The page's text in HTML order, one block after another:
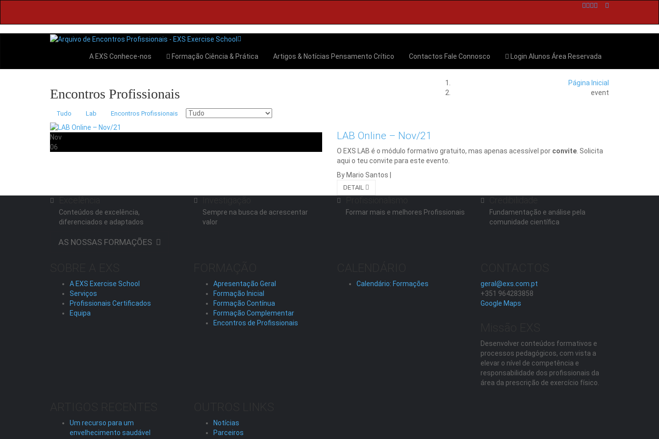
A EXS Conhece-nos Formação Ciência & Prática Artigos & Notícias Pensamento Crítico Contactos Fale Connosco Login Alunos Área Reservada
Encontros Profissionais
Página Inicial
event
Tudo Lab Encontros Profissionais
Nov
06
LAB Online – Nov/21
O EXS LAB é o módulo formativo gratuito, mas apenas acessível por convite. Solicita
aqui o teu convite para este evento.
By Mario Santos
DETAIL
Conteúdos de excelência,
diferenciados e adaptados
Sempre na busca de acrescentar
valor
Formar mais e melhores Profissionais
Fundamentação e análise pela
comunidade científica
AS NOSSAS FORMAÇÕES
A EXS Exercise School
Serviços
Profissionais Certificados
Equipa
Apresentação Geral
Formação Inicial
Formação Contínua
Formação Complementar
Encontros de Profissionais
Calendário: Formações
geral@exs.com.pt
+351 964283858
Google Maps
Desenvolver conteúdos formativos e
processos pedagógicos, com vista a
elevar o nível de competência e
responsabilidade dos profissionais da
área da prescrição de exercício físico.
Um recurso para um
envelhecimento saudável
Notícias
Parceiros